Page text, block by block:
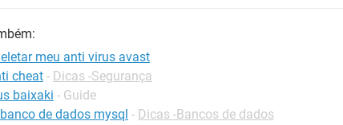
meu anti virus avast
cheat - Dicas -Segurança
baixaki - Guide
de dados mysql - Dicas -Bancos de dados